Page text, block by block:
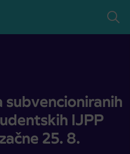
dijaških in študentskih IJPP
IJPP
25. 8.